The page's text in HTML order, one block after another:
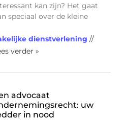
kan zijn? Het gaat
speciaal over de kleine
dienstverlening //
verder »
advocaat
uw
in nood